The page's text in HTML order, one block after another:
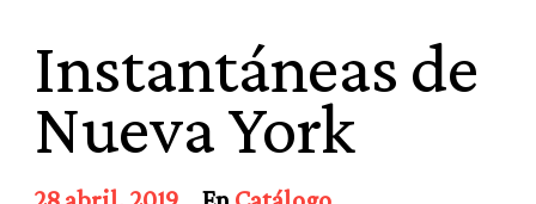
Instantáneas de
Nueva York